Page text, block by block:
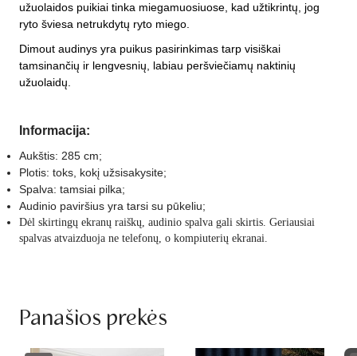
užuolaidos puikiai tinka miegamuosiuose, kad užtikrintų, jog
ryto šviesa netrukdytų ryto miego.
Dimout audinys yra puikus pasirinkimas tarp visiškai
tamsinančių ir lengvesnių, labiau peršviečiamų naktinių
užuolaidų.
Informacija:
Aukštis: 285 cm;
Plotis: toks, kokį užsisakysite;
Spalva: tamsiai pilka;
Audinio paviršius yra tarsi su pūkeliu;
Dėl skirtingų ekranų raiškų, audinio spalva gali skirtis. Geriausiai
spalvas atvaizduoja ne telefonų, o kompiuterių ekranai.
Panašios prekės